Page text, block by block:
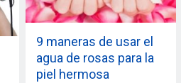
9 maneras de usar el
agua de rosas para la
piel hermosa